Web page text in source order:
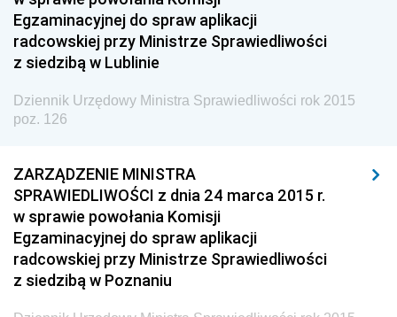
2023
2022
2021
2020
2017
2016
2015
z 31 grudnia 2015 pozycje 266-284
Egzaminacyjnej do spraw aplikacji
radcowskiej przy Ministrze Sprawiedliwości
z siedzibą w Lublinie
Dziennik Urzędowy Ministra Sprawiedliwości rok 2015
poz. 126
ZARZĄDZENIE MINISTRA
SPRAWIEDLIWOŚCI z dnia 24 marca 2015 r.
w sprawie powołania Komisji
Egzaminacyjnej do spraw aplikacji
radcowskiej przy Ministrze Sprawiedliwości
z siedzibą w Poznaniu